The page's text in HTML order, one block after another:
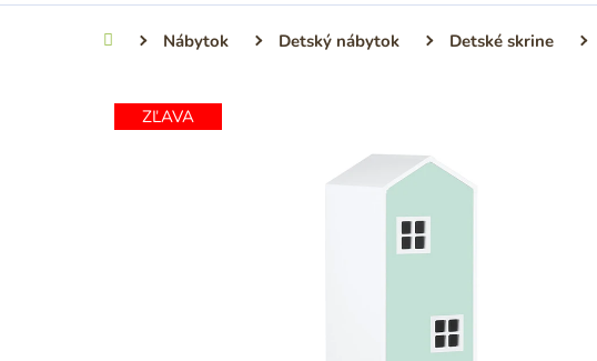
Domov Nábytok Detský nábytok Detské skrine
ZĽAVA